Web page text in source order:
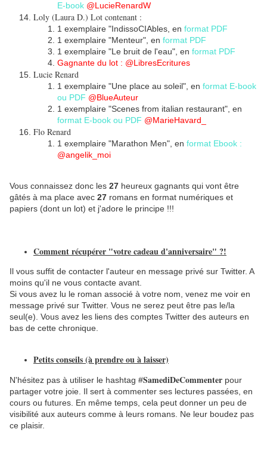
E-book @LucieRenardW
Loly (Laura D.) Lot contenant :
1 exemplaire "IndissoCIAbles, en format PDF
1 exemplaire "Menteur", en format PDF
1 exemplaire "Le bruit de l'eau", en format PDF
Gagnante du lot : @LibresEcritures
Lucie Renard
1 exemplaire "Une place au soleil", en format E-book
ou PDF @BlueAuteur
1 exemplaire "Scenes from italian restaurant", en
format E-book ou PDF @MarieHavard_
Flo Renard
1 exemplaire "Marathon Men", en format Ebook :
@angelik_moi
Vous connaissez donc les 27 heureux gagnants qui vont être
gâtés à ma place avec 27 romans en format numériques et
papiers (dont un lot) et j'adore le principe !!!
Comment récupérer "votre cadeau d'anniversaire" ?!
Il vous suffit de contacter l'auteur en message privé sur Twitter. A
moins qu'il ne vous contacte avant.
Si vous avez lu le roman associé à votre nom, venez me voir en
message privé sur Twitter. Vous ne serez peut être pas le/la
seul(e). Vous avez les liens des comptes Twitter des auteurs en
bas de cette chronique.
Petits conseils (à prendre ou à laisser)
N'hésitez pas à utiliser le hashtag #SamediDeCommenter pour
partager votre joie. Il sert à commenter ses lectures passées, en
cours ou futures. En même temps, cela peut donner un peu de
visibilité aux auteurs comme à leurs romans. Ne leur boudez pas
ce plaisir.